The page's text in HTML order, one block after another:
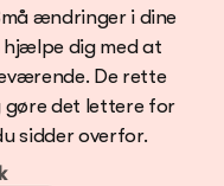
ændringer i dine
dig med at
De rette
gøre det lettere for
sidder overfor.